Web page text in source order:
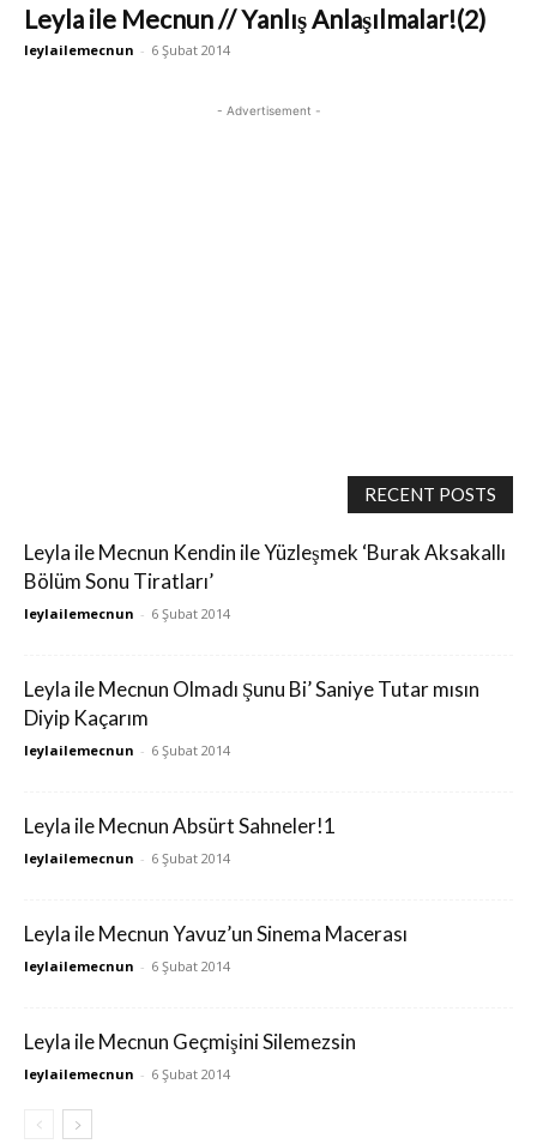
Leyla ile Mecnun // Yanlış Anlaşılmalar!(2)
leylailemecnun - 6 Şubat 2014
- Advertisement -
RECENT POSTS
Leyla ile Mecnun Kendin ile Yüzleşmek ‘Burak Aksakallı
Bölüm Sonu Tiratları’
leylailemecnun - 6 Şubat 2014
Leyla ile Mecnun Olmadı Şunu Bi’ Saniye Tutar mısın
Diyip Kaçarım
leylailemecnun - 6 Şubat 2014
Leyla ile Mecnun Absürt Sahneler!1
leylailemecnun - 6 Şubat 2014
Leyla ile Mecnun Yavuz’un Sinema Macerası
leylailemecnun - 6 Şubat 2014
Leyla ile Mecnun Geçmişini Silemezsin
leylailemecnun - 6 Şubat 2014